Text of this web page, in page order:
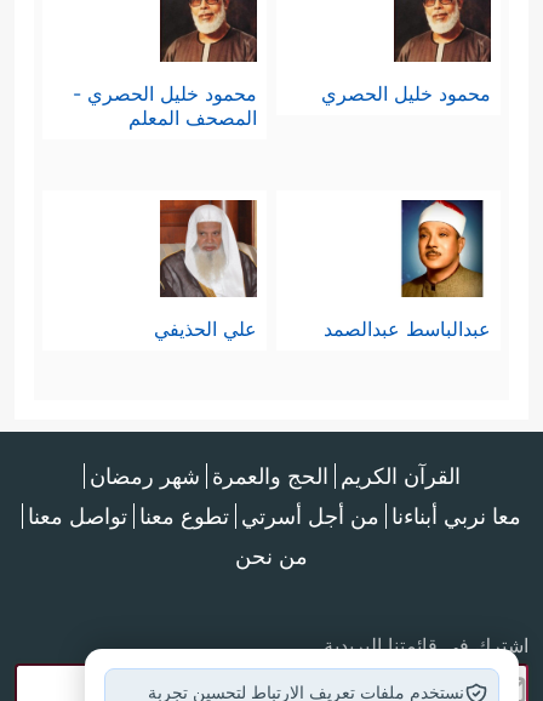
محمود خليل الحصري
محمود خليل الحصري -
المصحف المعلم
عبدالباسط عبدالصمد علي الحذيفي
القرآن الكريم الحج والعمرة شهر رمضان
معا نربي أبناءنا من أجل أسرتي تطوع معنا تواصل معنا
من نحن
اشترك في قائمتنا البريدية
نستخدم ملفات تعريف الارتباط لتحسين تجربة